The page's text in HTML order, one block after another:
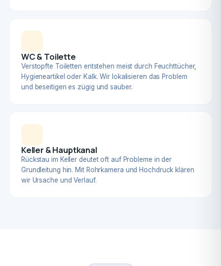
WC & Toilette
Verstopfte Toiletten entstehen meist durch Feuchttücher,
Hygieneartikel oder Kalk. Wir lokalisieren das Problem
und beseitigen es zügig und sauber.
Keller & Hauptkanal
Rückstau im Keller deutet oft auf Probleme in der
Grundleitung hin. Mit Rohrkamera und Hochdruck klären
wir Ursache und Verlauf.